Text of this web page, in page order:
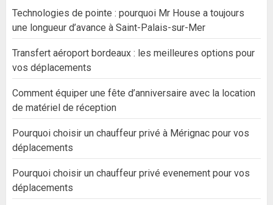
Technologies de pointe : pourquoi Mr House a toujours
une longueur d’avance à Saint-Palais-sur-Mer
Transfert aéroport bordeaux : les meilleures options pour
vos déplacements
Comment équiper une fête d’anniversaire avec la location
de matériel de réception
Pourquoi choisir un chauffeur privé à Mérignac pour vos
déplacements
Pourquoi choisir un chauffeur privé evenement pour vos
déplacements